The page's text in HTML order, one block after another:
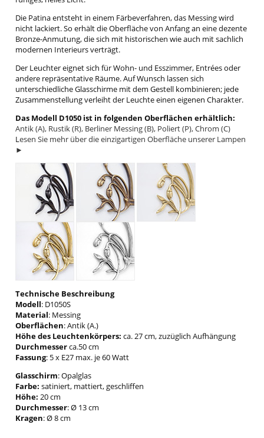
Die Patina entsteht in einem Färbeverfahren, das Messing wird
nicht lackiert. So erhält die Oberfläche von Anfang an eine dezente
Bronze-Anmutung, die sich mit historischen wie auch mit sachlich
modernen Interieurs verträgt.
Der Leuchter eignet sich für Wohn- und Esszimmer, Entrées oder
andere repräsentative Räume. Auf Wunsch lassen sich
unterschiedliche Glasschirme mit dem Gestell kombinieren; jede
Zusammenstellung verleiht der Leuchte einen eigenen Charakter.
Das Modell D1050 ist in folgenden Oberflächen erhältlich:
Antik (A), Rustik (R), Berliner Messing (B), Poliert (P), Chrom (C)
Lesen Sie mehr über die einzigartigen Oberfläche unserer Lampen
►
Technische Beschreibung
Modell: D1050S
Material: Messing
Oberflächen: Antik (A.)
Höhe des Leuchtenkörpers: ca. 27 cm, zuzüglich Aufhängung
Durchmesserca.50 cm
Fassung: 5 x E27 max. je 60 Watt
Glasschirm: Opalglas
Farbe: satiniert, mattiert, geschliffen
Höhe: 20 cm
Durchmesser: Ø 13 cm
Kragen: Ø 8 cm